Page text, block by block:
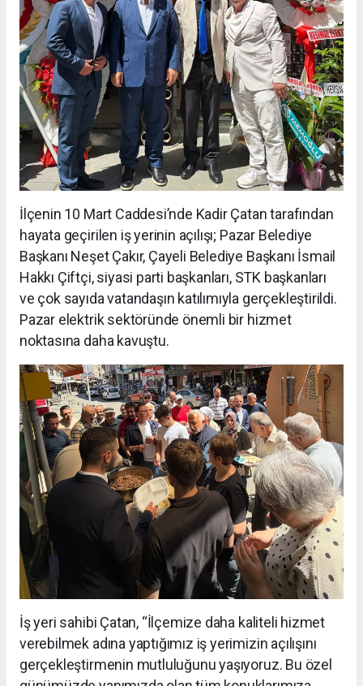
İlçenin 10 Mart Caddesi’nde Kadir Çatan tarafından
hayata geçirilen iş yerinin açılışı; Pazar Belediye
Başkanı Neşet Çakır, Çayeli Belediye Başkanı İsmail
Hakkı Çiftçi, siyasi parti başkanları, STK başkanları
ve çok sayıda vatandaşın katılımıyla gerçekleştirildi.
Pazar elektrik sektöründe önemli bir hizmet
noktasına daha kavuştu.
İş yeri sahibi Çatan, “İlçemize daha kaliteli hizmet
verebilmek adına yaptığımız iş yerimizin açılışını
gerçekleştirmenin mutluluğunu yaşıyoruz. Bu özel